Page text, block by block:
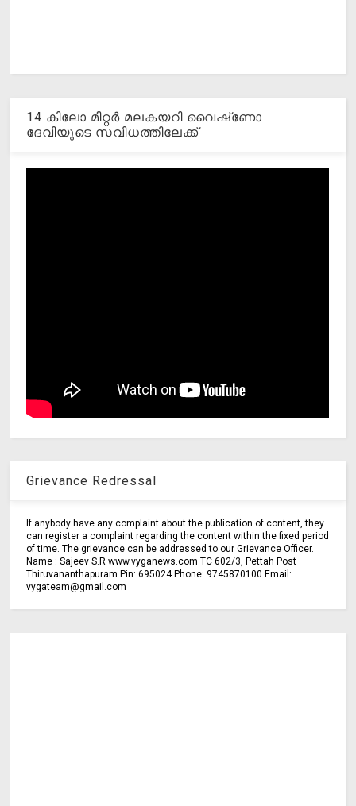
14 കിലോ മീറ്റര്‍ മലകയറി വൈഷ്‌ണോ
ദേവിയുടെ സവിധത്തിലേക്ക്
Grievance Redressal
If anybody have any complaint about the publication of content, they
can register a complaint regarding the content within the fixed period
of time. The grievance can be addressed to our Grievance Officer.
Name : Sajeev S.R www.vyganews.com TC 602/3, Pettah Post
Thiruvananthapuram Pin: 695024 Phone: 9745870100 Email:
vygateam@gmail.com